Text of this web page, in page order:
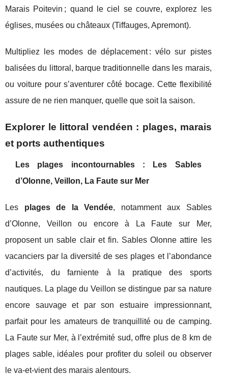
Marais Poitevin ; quand le ciel se couvre, explorez les
églises, musées ou châteaux (Tiffauges, Apremont).
Multipliez les modes de déplacement : vélo sur pistes
balisées du littoral, barque traditionnelle dans les marais,
ou voiture pour s’aventurer côté bocage. Cette flexibilité
assure de ne rien manquer, quelle que soit la saison.
Explorer le littoral vendéen : plages, marais
et ports authentiques
Les plages incontournables : Les Sables
d’Olonne, Veillon, La Faute sur Mer
Les plages de la Vendée, notamment aux Sables
d’Olonne, Veillon ou encore à La Faute sur Mer,
proposent un sable clair et fin. Sables Olonne attire les
vacanciers par la diversité de ses plages et l’abondance
d’activités, du farniente à la pratique des sports
nautiques. La plage du Veillon se distingue par sa nature
encore sauvage et par son estuaire impressionnant,
parfait pour les amateurs de tranquillité ou de camping.
La Faute sur Mer, à l’extrémité sud, offre plus de 8 km de
plages sable, idéales pour profiter du soleil ou observer
le va-et-vient des marais alentours.